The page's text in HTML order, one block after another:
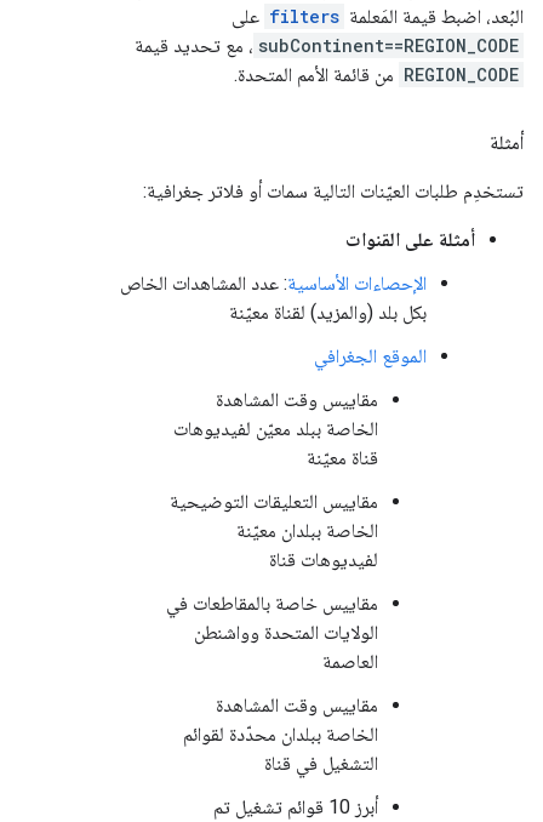
البُعد، اضبط قيمة المَعلمة filters على
subContinent==REGION_CODE ، مع تحديد قيمة
REGION_CODE من قائمة الأمم المتحدة.
أمثلة
تستخدِم طلبات العيّنات التالية سمات أو فلاتر جغرافية:
أمثلة على القنوات
الإحصاءات الأساسية: عدد المشاهدات الخاص
بكل بلد (والمزيد) لقناة معيّنة
الموقع الجغرافي
مقاييس وقت المشاهدة
الخاصة ببلد معيّن لفيديوهات
قناة معيّنة
مقاييس التعليقات التوضيحية
الخاصة ببلدان معيّنة
لفيديوهات قناة
مقاييس خاصة بالمقاطعات في
الولايات المتحدة وواشنطن
العاصمة
مقاييس وقت المشاهدة
الخاصة ببلدان محدّدة لقوائم
التشغيل في قناة
أبرز 10 قوائم تشغيل تم